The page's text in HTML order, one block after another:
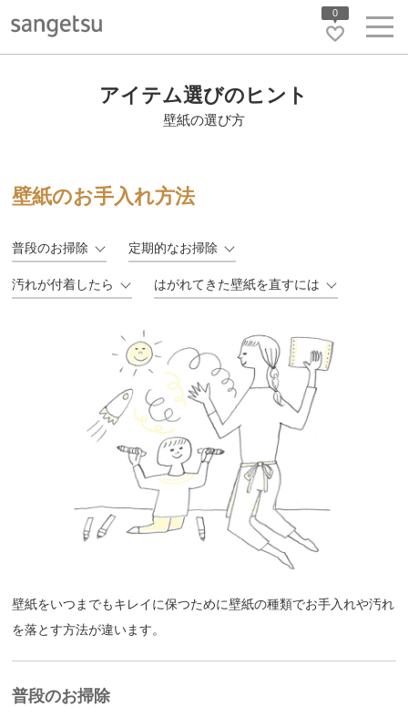
0
アイテム選びのヒント
壁紙の選び方
壁紙のお手入れ方法
普段のお掃除 定期的なお掃除
汚れが付着したら はがれてきた壁紙を直すには
壁紙をいつまでもキレイに保つために壁紙の種類でお手入れや汚れ
を落とす方法が違います。
普段のお掃除